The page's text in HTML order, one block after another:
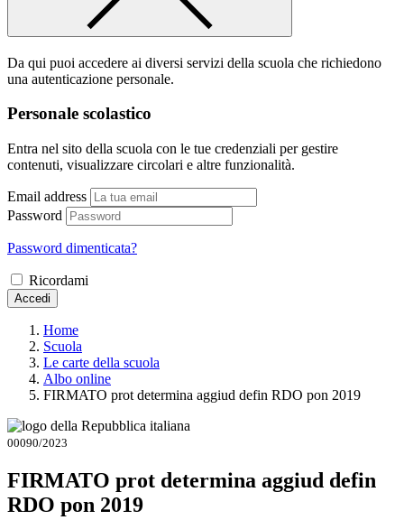
Da qui puoi accedere ai diversi servizi della scuola che richiedono
una autenticazione personale.
Personale scolastico
Entra nel sito della scuola con le tue credenziali per gestire
contenuti, visualizzare circolari e altre funzionalità.
Email address
Password
Password dimenticata?
Ricordami
Accedi
Home
Scuola
Le carte della scuola
Albo online
FIRMATO prot determina aggiud defin RDO pon 2019
00090/2023
FIRMATO prot determina aggiud defin
RDO pon 2019